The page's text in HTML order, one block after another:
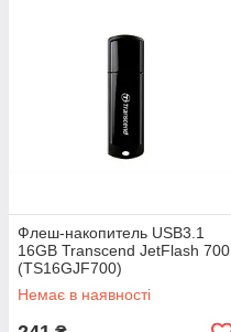
Флеш-накопитель USB3.1
16GB Transcend JetFlash 700
(TS16GJF700)
Немає в наявності